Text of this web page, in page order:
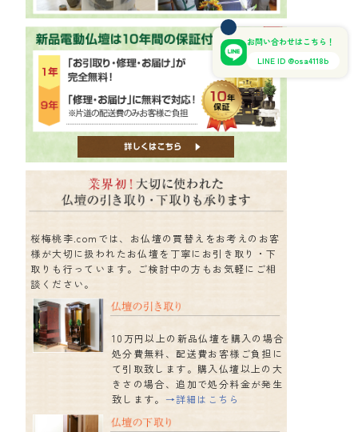
桜梅桃李.comでは、お仏壇の買替えをお考えのお客
様が大切に扱われたお仏壇を丁寧にお引き取り・下
取りも行っています。ご検討中の方もお気軽にご相
談ください。
10万円以上の新品仏壇を購入の場合
処分費無料、配送費お客様ご負担に
て引取致します。購入仏壇以上の大
きさの場合、追加で処分料金が発生
致します。 →詳細はこちら
お問い合わせはこちら！
LINE ID @osa4118b